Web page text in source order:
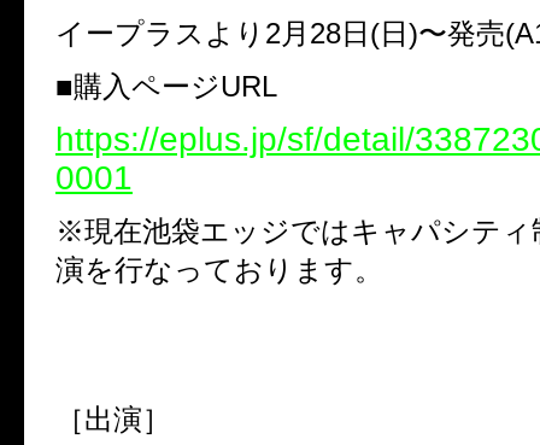
イープラスより2月28日(日)〜発売
■購入ページURL
https://eplus.jp/sf/detail/
0001
※現在池袋エッジではキャパシティ
演を行なっております。
［出演］